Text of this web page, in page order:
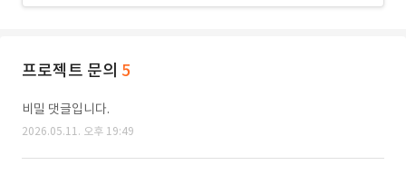
프로젝트 문의 5
비밀 댓글입니다.
2026.05.11. 오후 19:49